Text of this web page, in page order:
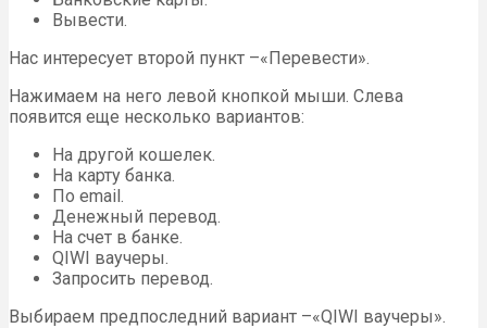
Вывести.
Нас интересует второй пункт –«Перевести».
Нажимаем на него левой кнопкой мыши. Слева
появится еще несколько вариантов:
На другой кошелек.
На карту банка.
По email.
Денежный перевод.
На счет в банке.
QIWI ваучеры.
Запросить перевод.
Выбираем предпоследний вариант –«QIWI ваучеры».